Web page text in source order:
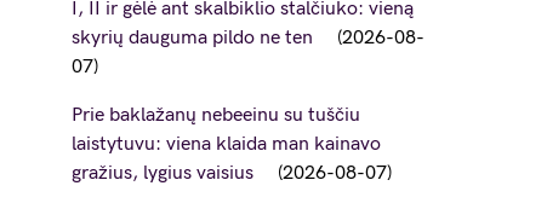
I, II ir gėlė ant skalbiklio stalčiuko: vieną
skyrių dauguma pildo ne ten
2026-08-
07
Prie baklažanų nebeeinu su tuščiu
laistytuvu: viena klaida man kainavo
gražius, lygius vaisius
2026-08-07